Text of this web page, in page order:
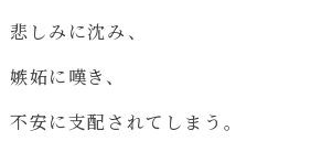
悲しみに沈み、
嫉妬に嘆き、
不安に支配されてしまう。